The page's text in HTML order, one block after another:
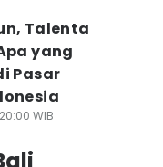
Talenta
yang
Pasar
WIB